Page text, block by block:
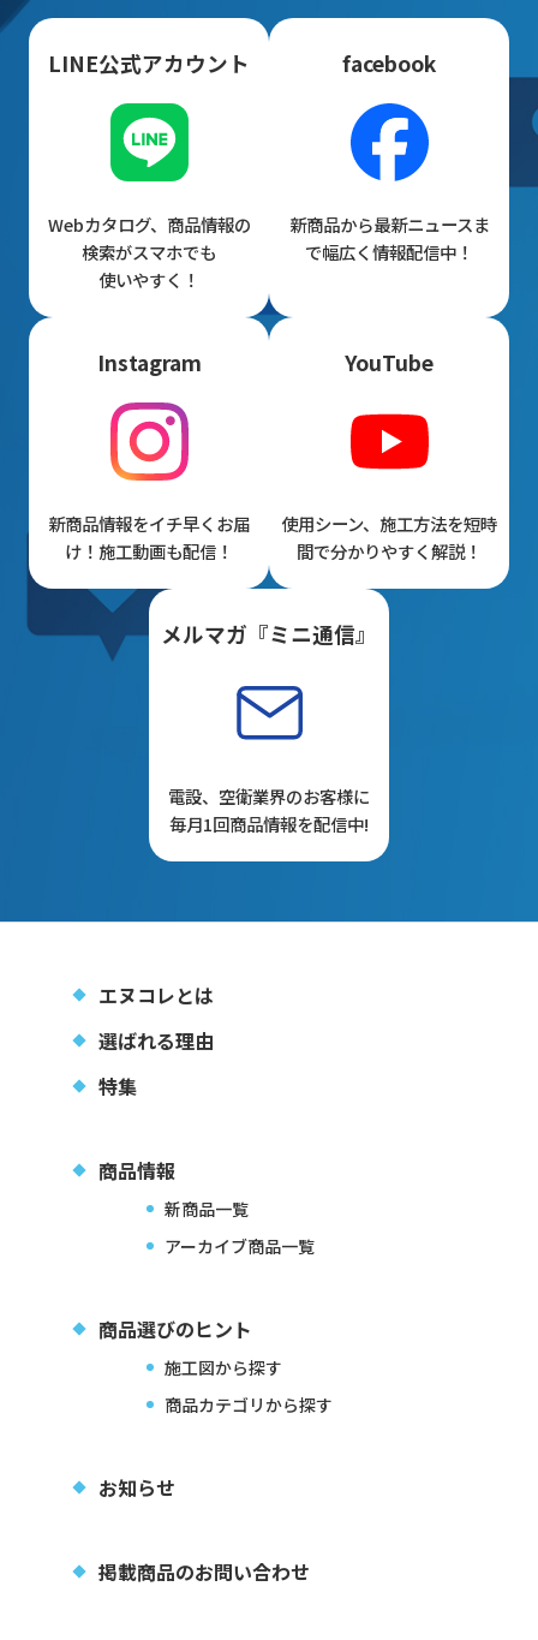
LINE公式アカウント
Webカタログ、商品情報の
検索がスマホでも
使いやすく！
facebook
新商品から最新ニュースま
で幅広く情報配信中！
Instagram
新商品情報をイチ早くお届
け！施工動画も配信！
YouTube
使用シーン、施工方法を短時
間で分かりやすく解説！
メルマガ『ミニ通信』
電設、空衛業界のお客様に
毎月1回商品情報を配信中!
エヌコレとは
選ばれる理由
特集
商品情報
新商品一覧
アーカイブ商品一覧
商品選びのヒント
施工図から探す
商品カテゴリから探す
お知らせ
掲載商品のお問い合わせ